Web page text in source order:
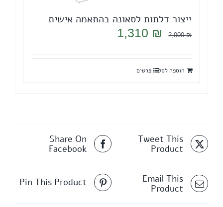
ייצור דלתות לסאונה בהתאמה אישית
2,000₪
המחיר
היה:
2,000 ₪.
1,310 ₪
הוא:
הוספה לסל פרטים
Share On
Facebook
Tweet This
Product
Pin This Product
Email This
Product